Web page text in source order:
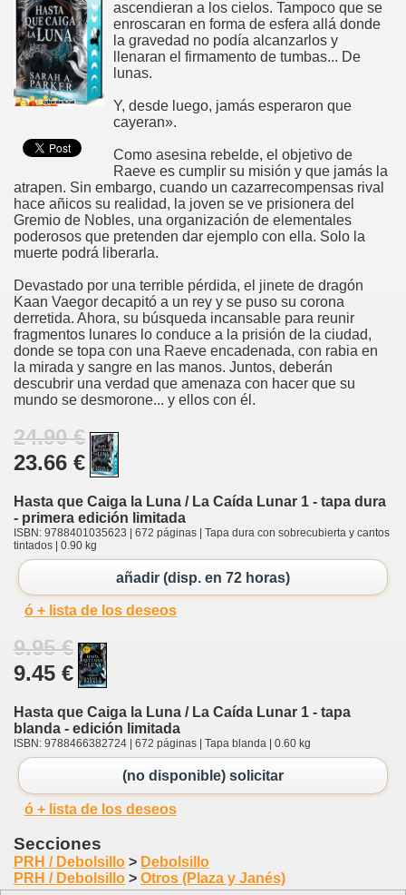
ascendieran a los cielos. Tampoco que se
enroscaran en forma de esfera allá donde
la gravedad no podía alcanzarlos y
llenaran el firmamento de tumbas... De
lunas.
Y, desde luego, jamás esperaron que
cayeran».
Como asesina rebelde, el objetivo de
Raeve es cumplir su misión y que jamás la
atrapen. Sin embargo, cuando un cazarrecompensas rival
hace añicos su realidad, la joven se ve prisionera del
Gremio de Nobles, una organización de elementales
poderosos que pretenden dar ejemplo con ella. Solo la
muerte podrá liberarla.
Devastado por una terrible pérdida, el jinete de dragón
Kaan Vaegor decapitó a un rey y se puso su corona
derretida. Ahora, su búsqueda incansable para reunir
fragmentos lunares lo conduce a la prisión de la ciudad,
donde se topa con una Raeve encadenada, con rabia en
la mirada y sangre en las manos. Juntos, deberán
descubrir una verdad que amenaza con hacer que su
mundo se desmorone... y ellos con él.
24.90 €
23.66 €
Hasta que Caiga la Luna / La Caída Lunar 1 - tapa dura
- primera edición limitada
ISBN: 9788401035623 | 672 páginas | Tapa dura con sobrecubierta y cantos
tintados | 0.90 kg
añadir (disp. en 72 horas)
ó + lista de los deseos
9.95 €
9.45 €
Hasta que Caiga la Luna / La Caída Lunar 1 - tapa
blanda - edición limitada
ISBN: 9788466382724 | 672 páginas | Tapa blanda | 0.60 kg
(no disponible) solicitar
ó + lista de los deseos
Secciones
PRH / Debolsillo > Debolsillo
PRH / Debolsillo > Otros (Plaza y Janés)